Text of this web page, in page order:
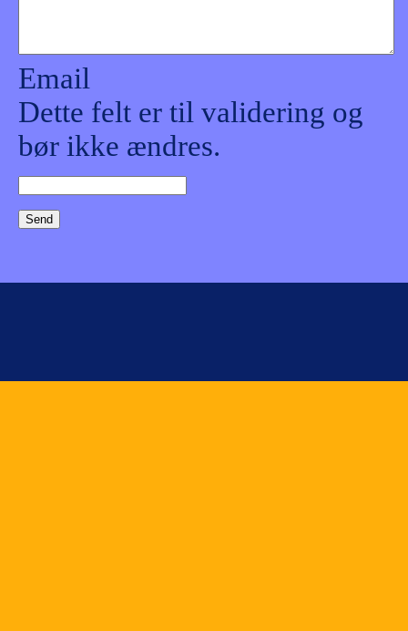
Email
Dette felt er til validering og
bør ikke ændres.